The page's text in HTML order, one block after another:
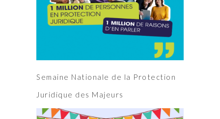
Semaine Nationale de la Protection
Juridique des Majeurs